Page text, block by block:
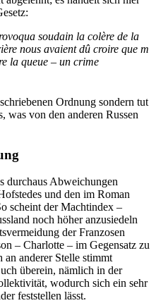
soudain la colère de la
nous avaient dû croire que m
la queue – un crime
Ordnung sondern tut
was von den anderen Russen
durchaus Abweichungen
und den im Roman
scheint der Machtindex –
noch höher anzusiedeln
der Franzosen
– Charlotte – im Gegensatz zu
anderer Stelle stimmt
überein, nämlich in der
wodurch sich ein sehr
feststellen lässt.